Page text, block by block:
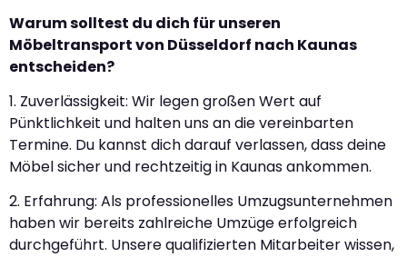
Warum solltest du dich für unseren
Möbeltransport von Düsseldorf nach Kaunas
entscheiden?
1. Zuverlässigkeit: Wir legen großen Wert auf
Pünktlichkeit und halten uns an die vereinbarten
Termine. Du kannst dich darauf verlassen, dass deine
Möbel sicher und rechtzeitig in Kaunas ankommen.
2. Erfahrung: Als professionelles Umzugsunternehmen
haben wir bereits zahlreiche Umzüge erfolgreich
durchgeführt. Unsere qualifizierten Mitarbeiter wissen,